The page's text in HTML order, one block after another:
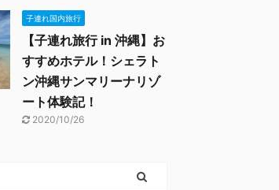
子連れ国内旅行
【子連れ旅行 in 沖縄】お
すすめホテル！シェラト
ン沖縄サンマリーナリゾ
ート体験記！
2020/10/26